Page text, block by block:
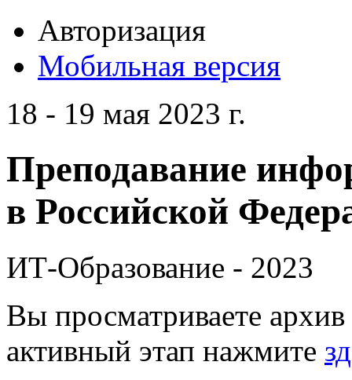
Авторизация
Мобильная версия
18 - 19 мая 2023 г.
Преподавание
в Российской
ИТ-Образование - 2023
Вы просматриваете
активный этап нажмите